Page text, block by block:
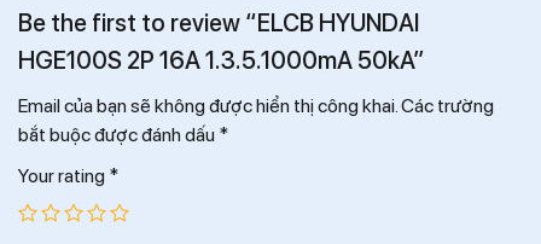
Be the first to review “ELCB HYUNDAI
HGE100S 2P 16A 1.3.5.1000mA 50kA”
Email của bạn sẽ không được hiển thị công khai.Các trường
bắt buộc được đánh dấu *
Your rating *